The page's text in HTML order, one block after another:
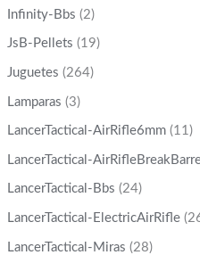
Infinity-Bbs (2)
JsB-Pellets (19)
Juguetes (264)
Lamparas (3)
LancerTactical-AirRifle6mm (11)
LancerTactical-
LancerTactical-Bbs (24)
LancerTactical-ElectricAirRifle
LancerTactical-Miras (28)